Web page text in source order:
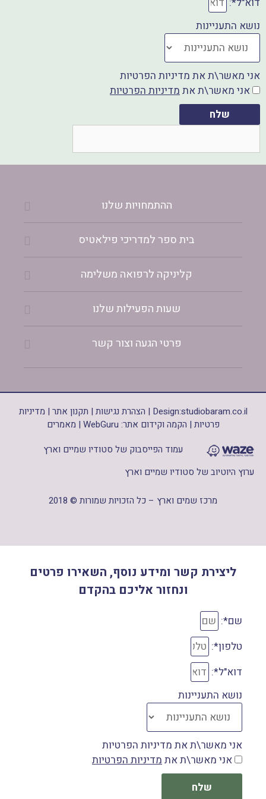
נושא התעניינות
אני מאשר\ת את מדיניות הפרטיות
אני מאשר\ת אתמדיניות הפרטיות
שלח
ההתמחויות שלנו
בית ספר למדריכי פילאטיס
קליניקה לרפואה משלימה
שעות הפעילות שלנו
פרטי הגעה וצור קשר
Design:studiobaram.co.il
| הצהרת נגישות | תקנון אתר | מדיניות
פרטיות | הקמה וקידום אתר: WebGuru | מאמרים
עמוד הפייסבוק של סטודיו שמיים וארץ
ערוץ היוטיוב של סטודיו שמיים וארץ
מרכז שמים וארץ – כל הזכויות שמורות © 2018
ליצירת קשר ומידע נוסף, השאירו פרטים
ונחזור אליכם בהקדם
שם*:
טלפון*:
דוא"ל*:
נושא התעניינות
אני מאשר\ת את מדיניות הפרטיות
אני מאשר\ת אתמדיניות הפרטיות
שלח